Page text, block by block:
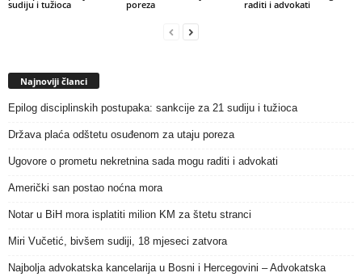
sudiju i tužioca
poreza
raditi i advokati
Najnoviji članci
Epilog disciplinskih postupaka: sankcije za 21 sudiju i tužioca
Država plaća odštetu osuđenom za utaju poreza
Ugovore o prometu nekretnina sada mogu raditi i advokati
Američki san postao noćna mora
Notar u BiH mora isplatiti milion KM za štetu stranci
Miri Vučetić, bivšem sudiji, 18 mjeseci zatvora
Najbolja advokatska kancelarija u Bosni i Hercegovini – Advokatska